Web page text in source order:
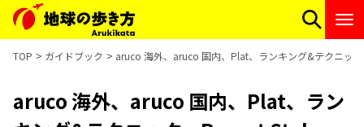
TOP ガイドブック aruco 海外、aruco 国内、Plat、ランキング&テクニッ
aruco 海外、aruco 国内、Plat、ラン